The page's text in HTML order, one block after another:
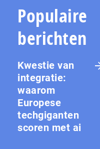
Populaire
berichten
Kwestie van
integratie:
waarom
Europese
techgiganten
scoren met ai